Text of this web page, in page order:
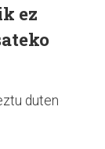
ez
duten